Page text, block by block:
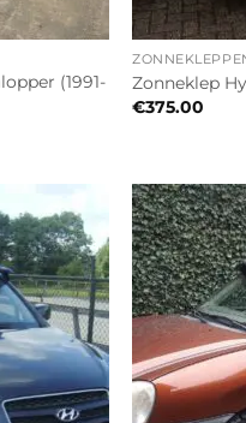
(1991-
Zonneklep
€375.00